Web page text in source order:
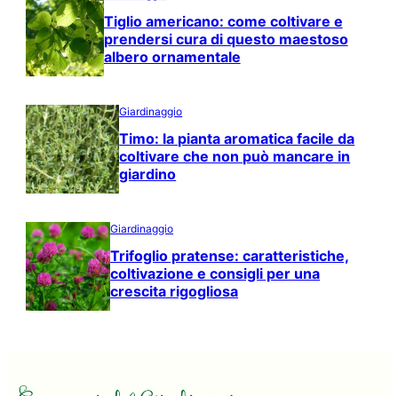
Tiglio americano: come coltivare e
prendersi cura di questo maestoso
albero ornamentale
Giardinaggio
Timo: la pianta aromatica facile da
coltivare che non può mancare in
giardino
Giardinaggio
Trifoglio pratense: caratteristiche,
coltivazione e consigli per una
crescita rigogliosa